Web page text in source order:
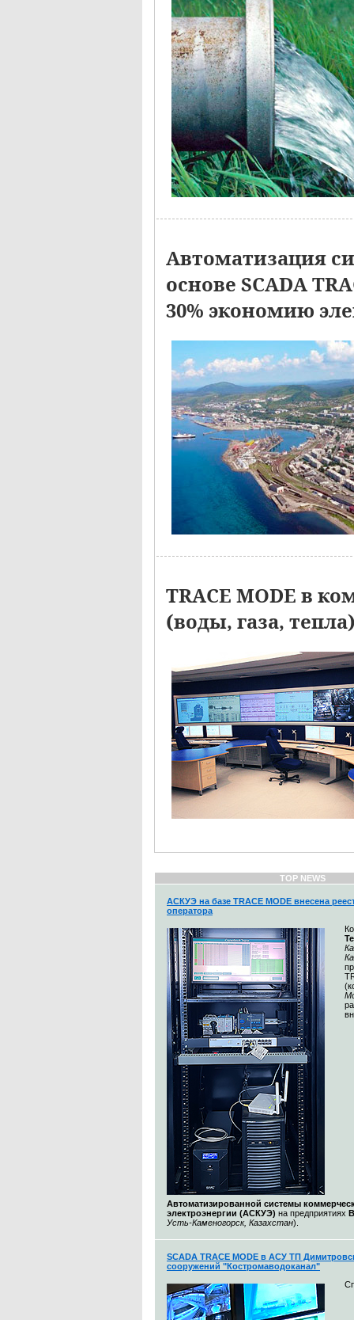
Автоматизация
основе SCADA
30% экономию
TRACE MODE в
(воды, газа,
TOP NEWS
АСКУЭ на базе TRACE MODE внесена
оператора
Автоматизированной системы
электроэнергии (АСКУЭ) на предприятиях
Усть-Каменогорск, Казахстан).
SCADA TRACE MODE в АСУ ТП
сооружений "Костромаводоканал"